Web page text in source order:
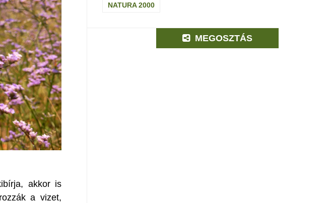
akkor is
a vizet,
NATURA 2000
MEGOSZTÁS